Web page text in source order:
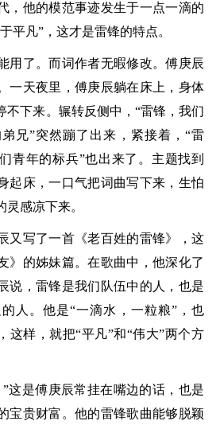
，他的模范事迹发生于一点一滴的
平凡”，这才是雷锋的特点。
了。而词作者无暇修改。傅庚辰
一天夜里，傅庚辰躺在床上，身体
不下来。辗转反侧中，“雷锋，我们
兄”突然蹦了出来，紧接着，“雷
青年的标兵”也出来了。主题找到
起床，一口气把词曲写下来，生怕
感凉下来。
写了一首《老百姓的雷锋》，这
》的姊妹篇。在歌曲中，他深化了
说，雷锋是我们队伍中的人，也是
人。他是“一滴水，一粒粮”，也
这样，就把“平凡”和“伟大”两个方
是傅庚辰常挂在嘴边的话，也是
宝贵财富。他的雷锋歌曲能够脱颖